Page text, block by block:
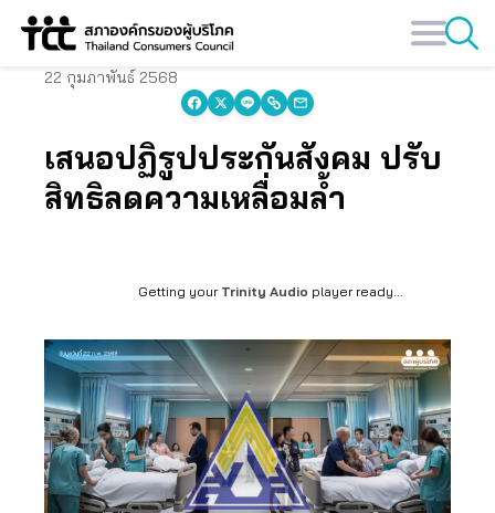
Skip
22 กุมภาพันธ์ 2568
เสนอปฏิรูปประกันสังคม ปรับ
สิทธิลดความเหลื่อมล้ำ
Getting your Trinity Audio player ready...